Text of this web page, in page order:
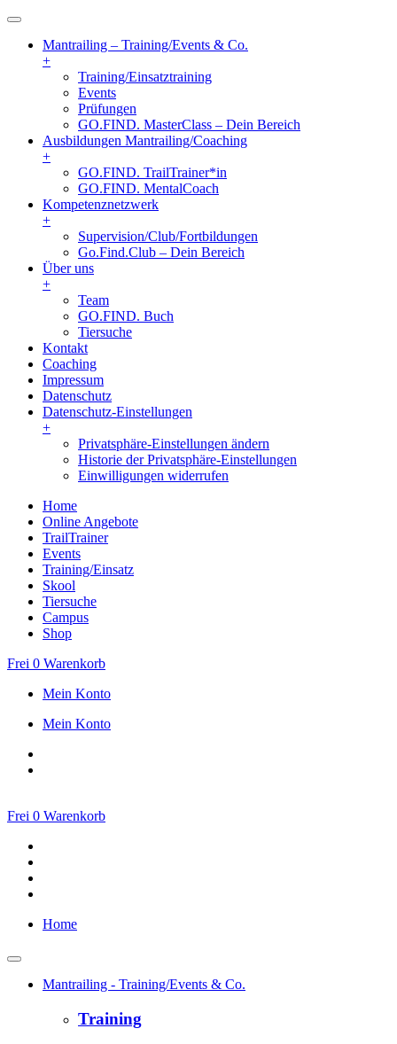
Mantrailing – Training/Events & Co.
+
Training/Einsatztraining
Events
Prüfungen
GO.FIND. MasterClass – Dein Bereich
Ausbildungen Mantrailing/Coaching
+
GO.FIND. TrailTrainer*in
GO.FIND. MentalCoach
Kompetenznetzwerk
+
Supervision/Club/Fortbildungen
Go.Find.Club – Dein Bereich
Über uns
+
Team
GO.FIND. Buch
Tiersuche
Kontakt
Coaching
Impressum
Datenschutz
Datenschutz-Einstellungen
+
Privatsphäre-Einstellungen ändern
Historie der Privatsphäre-Einstellungen
Einwilligungen widerrufen
Home
Online Angebote
TrailTrainer
Events
Training/Einsatz
Skool
Tiersuche
Campus
Shop
Frei 0 Warenkorb
Mein Konto
Mein Konto
Frei 0 Warenkorb
Home
Mantrailing - Training/Events & Co.
Training